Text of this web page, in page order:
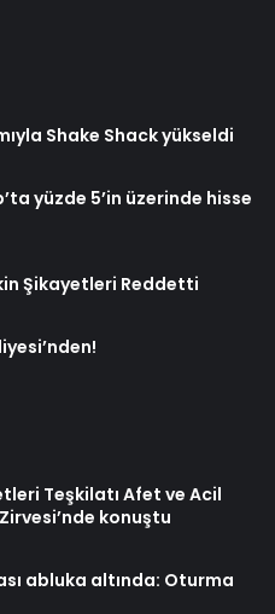
Shake Shack yükseldi
yüzde 5’in üzerinde hisse
Şikayetleri Reddetti
Teşkilatı Afet ve Acil
konuştu
abluka altında: Oturma